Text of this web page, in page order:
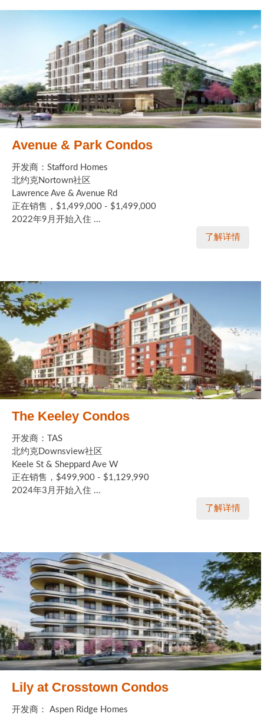
Avenue & Park Condos
开发商：Stafford Homes
北约克Nortown社区
Lawrence Ave & Avenue Rd
正在销售，$1,499,000 - $1,499,000
2022年9月开始入住 ...
了解详情
The Keeley Condos
开发商：TAS
北约克Downsview社区
Keele St & Sheppard Ave W
正在销售，$499,900 - $1,129,990
2024年3月开始入住 ...
了解详情
Lily at Crosstown Condos
开发商： Aspen Ridge Homes